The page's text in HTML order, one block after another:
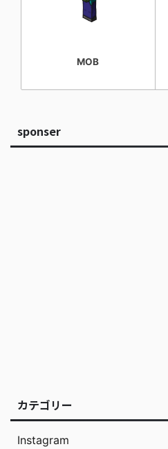
MOB
sponser
カテゴリー
Instagram